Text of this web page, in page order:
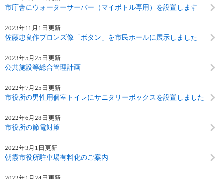
市庁舎にウォーターサーバー（マイボトル専用）を設置します
2023年11月1日更新
佐藤忠良作ブロンズ像「ボタン」を市民ホールに展示しました
2023年5月25日更新
公共施設等総合管理計画
2022年7月25日更新
市役所の男性用個室トイレにサニタリーボックスを設置しました
2022年6月28日更新
市役所の節電対策
2022年3月1日更新
朝霞市役所駐車場有料化のご案内